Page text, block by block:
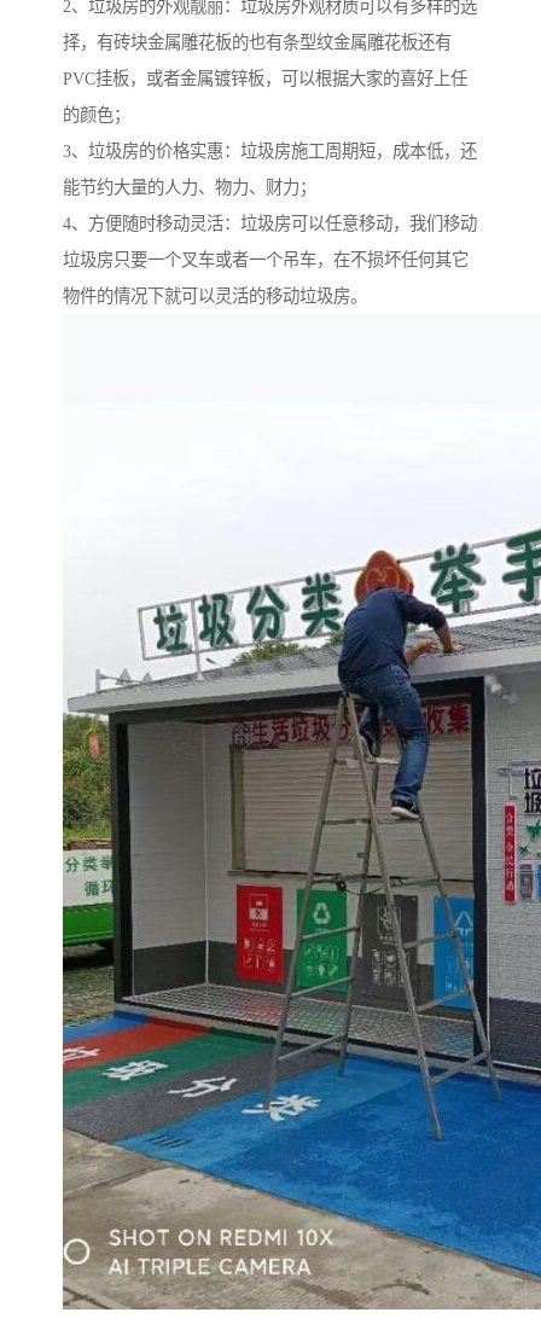
2、垃圾房的外观靓丽：垃圾房外观材质可以有多样的选
择，有砖块金属雕花板的也有条型纹金属雕花板还有
PVC挂板，或者金属镀锌板，可以根据大家的喜好上任
的颜色；
3、垃圾房的价格实惠：垃圾房施工周期短，成本低，还
能节约大量的人力、物力、财力；
4、方便随时移动灵活：垃圾房可以任意移动，我们移动
垃圾房只要一个叉车或者一个吊车，在不损坏任何其它
物件的情况下就可以灵活的移动垃圾房。